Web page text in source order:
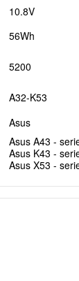
10.8V
56Wh
5200
A32-K53
Asus
Asus A43 -
Asus K43 -
Asus X53 -